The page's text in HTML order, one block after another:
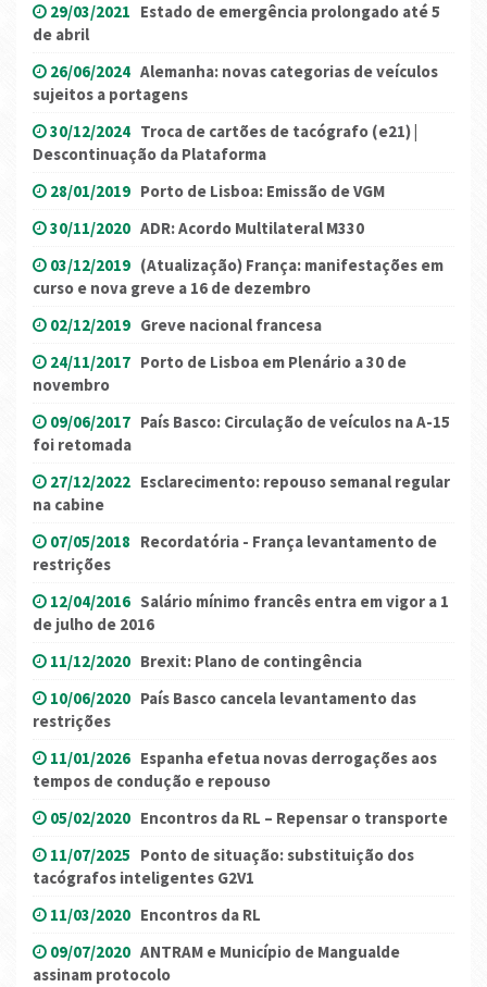
29/03/2021 Estado de emergência prolongado até 5
de abril
26/06/2024 Alemanha: novas categorias de veículos
sujeitos a portagens
30/12/2024 Troca de cartões de tacógrafo (e21) |
Descontinuação da Plataforma
28/01/2019 Porto de Lisboa: Emissão de VGM
30/11/2020 ADR: Acordo Multilateral M330
03/12/2019 (Atualização) França: manifestações em
curso e nova greve a 16 de dezembro
02/12/2019 Greve nacional francesa
24/11/2017 Porto de Lisboa em Plenário a 30 de
novembro
09/06/2017 País Basco: Circulação de veículos na A-15
foi retomada
27/12/2022 Esclarecimento: repouso semanal regular
na cabine
07/05/2018 Recordatória - França levantamento de
restrições
12/04/2016 Salário mínimo francês entra em vigor a 1
de julho de 2016
11/12/2020 Brexit: Plano de contingência
10/06/2020 País Basco cancela levantamento das
restrições
11/01/2026 Espanha efetua novas derrogações aos
tempos de condução e repouso
05/02/2020 Encontros da RL – Repensar o transporte
11/07/2025 Ponto de situação: substituição dos
tacógrafos inteligentes G2V1
11/03/2020 Encontros da RL
09/07/2020 ANTRAM e Município de Mangualde
assinam protocolo